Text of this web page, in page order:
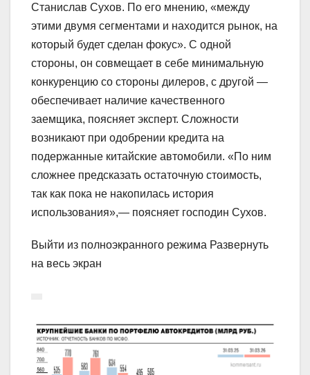
Станислав Сухов. По его мнению, «между
этими двумя сегментами и находится рынок, на
который будет сделан фокус». С одной
стороны, он совмещает в себе минимальную
конкуренцию со стороны дилеров, с другой —
обеспечивает наличие качественного
заемщика, поясняет эксперт. Сложности
возникают при одобрении кредита на
подержанные китайские автомобили. «По ним
сложнее предсказать остаточную стоимость,
так как пока не накопилась история
использования»,— поясняет господин Сухов.
Выйти из полноэкранного режима Развернуть
на весь экран